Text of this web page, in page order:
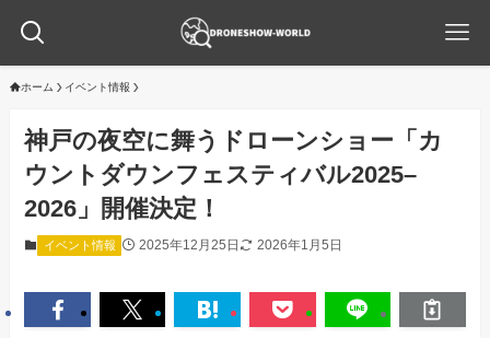
ホーム イベント情報
神戸の夜空に舞うドローンショー「カ
ウントダウンフェスティバル2025–
2026」開催決定！
イベント情報 2025年12月25日 2026年1月5日